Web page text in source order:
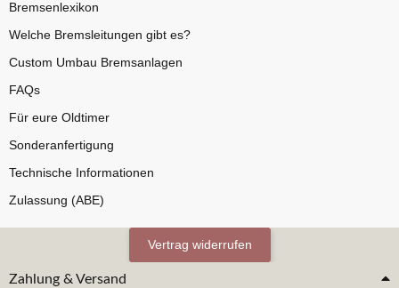
Bremsenlexikon
Welche Bremsleitungen gibt es?
Custom Umbau Bremsanlagen
FAQs
Für eure Oldtimer
Sonderanfertigung
Technische Informationen
Zulassung (ABE)
Vertrag widerrufen
Zahlung & Versand